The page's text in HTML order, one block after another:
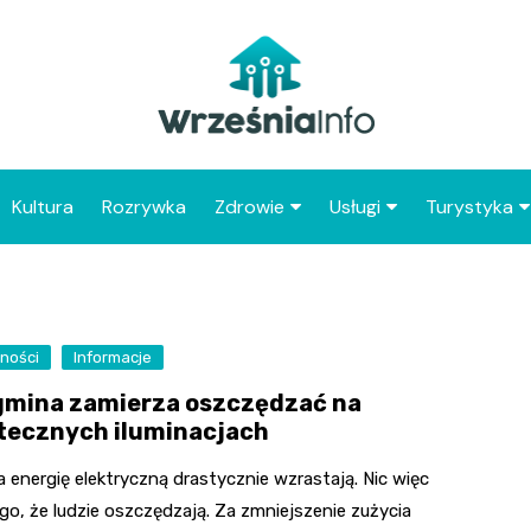
Kultura Rozrywka Zdrowie Usługi Turystyka
Atrakcje
Zabytki
powiatu
Informacje
zamierza oszczędzać na
iluminacjach
energię elektryczną drastycznie wzrastają. Nic więc
że ludzie oszczędzają. Za zmniejszenie zużycia